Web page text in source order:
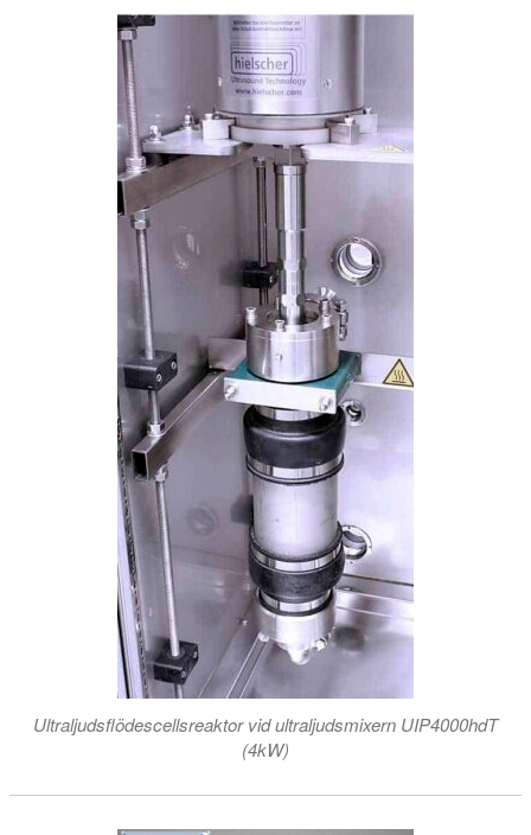
Ultraljudsflödescellsreaktor vid ultraljudsmixern UIP4000hdT
(4kW)